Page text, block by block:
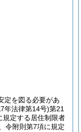
定を図る必要があ
年法律第14号)第21
規定する居住制限者
令附則第7項に規定